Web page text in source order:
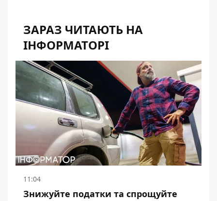
ЗАРАЗ ЧИТАЮТЬ НА
ІНФОРМАТОРІ
11:04
Знижуйте податки та спрощуйте